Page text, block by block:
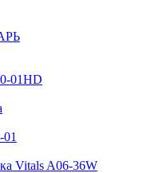
01HD
Vitals A06-36W